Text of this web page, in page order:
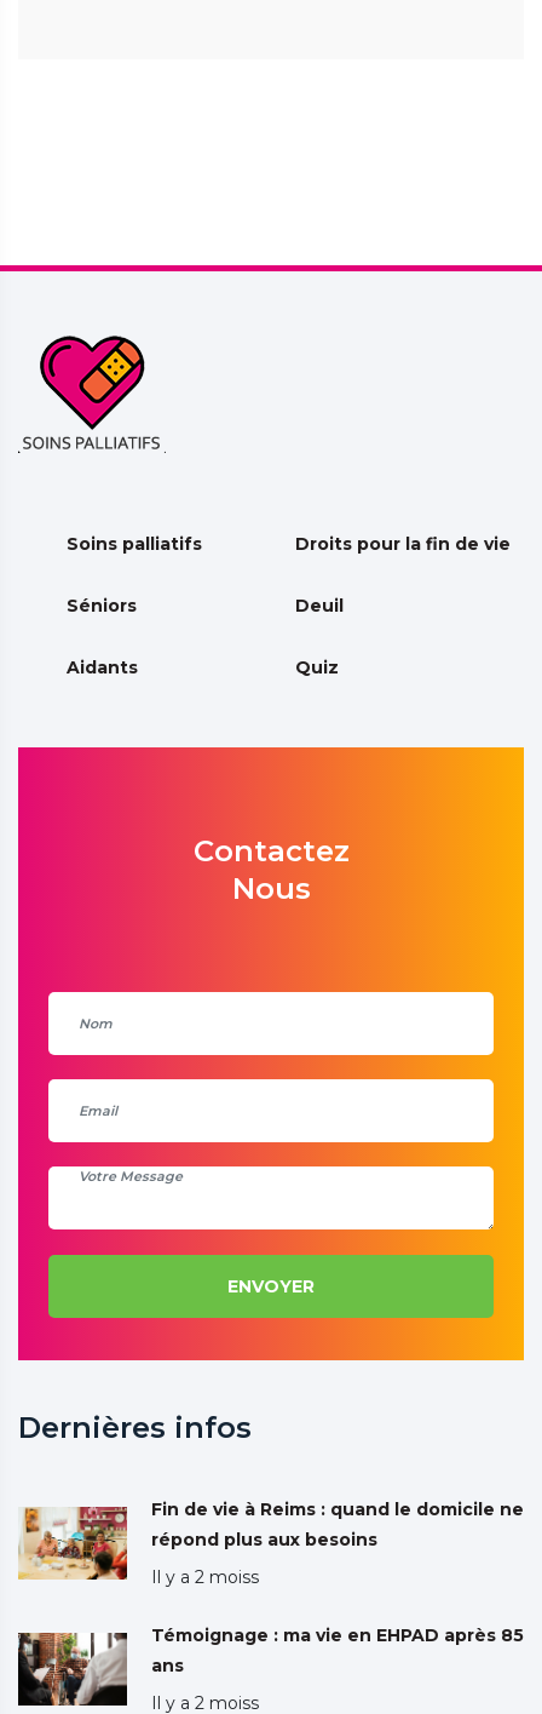
Soins palliatifs Droits pour la fin de vie
Séniors Deuil
Aidants Quiz
Contactez
Nous
ENVOYER
Dernières infos
Fin de vie à Reims : quand le domicile ne
répond plus aux besoins
Il y a 2 moiss
Témoignage : ma vie en EHPAD après 85
ans
Il y a 2 moiss